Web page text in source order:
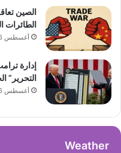
الصين
الطائرات
أغسطس 6, 2026
التحرير”
أغسطس 6, 2026
Weather